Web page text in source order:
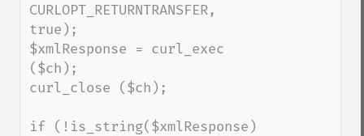
CURLOPT_RETURNTRANSFER,
true);
$xmlResponse = curl_exec
($ch);
curl_close ($ch);
if (!is_string($xmlResponse)